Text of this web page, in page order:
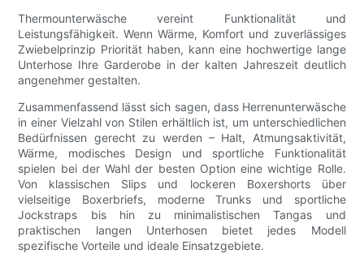
Thermounterwäsche vereint Funktionalität und
Leistungsfähigkeit. Wenn Wärme, Komfort und zuverlässiges
Zwiebelprinzip Priorität haben, kann eine hochwertige lange
Unterhose Ihre Garderobe in der kalten Jahreszeit deutlich
angenehmer gestalten.
Zusammenfassend lässt sich sagen, dass Herrenunterwäsche
in einer Vielzahl von Stilen erhältlich ist, um unterschiedlichen
Bedürfnissen gerecht zu werden – Halt, Atmungsaktivität,
Wärme, modisches Design und sportliche Funktionalität
spielen bei der Wahl der besten Option eine wichtige Rolle.
Von klassischen Slips und lockeren Boxershorts über
vielseitige Boxerbriefs, moderne Trunks und sportliche
Jockstraps bis hin zu minimalistischen Tangas und
praktischen langen Unterhosen bietet jedes Modell
spezifische Vorteile und ideale Einsatzgebiete.